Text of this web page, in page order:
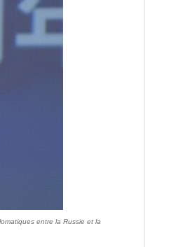
entre la Russie et la